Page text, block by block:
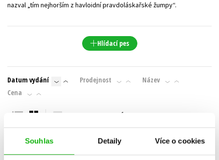
Souhlas Detaily Více o cookies
nazval „tím nejhorším z havloidní pravdoláskařské žumpy“.
Hlídací pes
Datum vydání Prodejnost
Název
Cena
POUZE DOSTUPNÉ